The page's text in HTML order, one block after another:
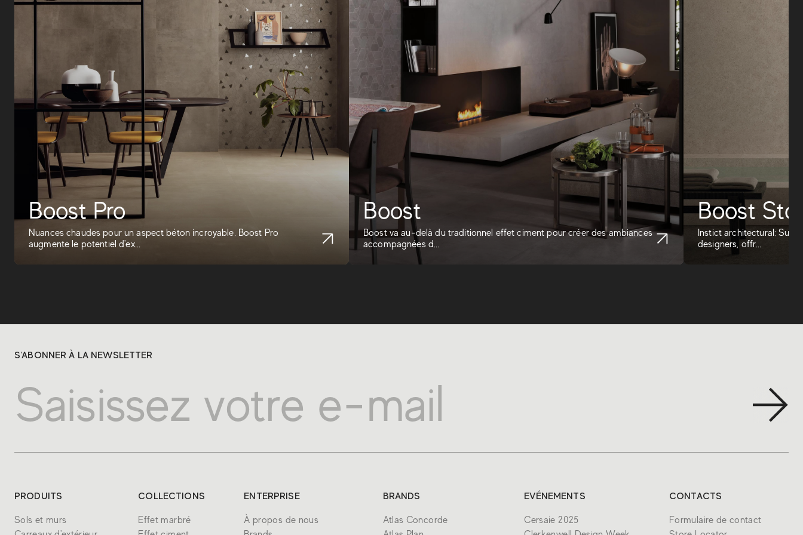
Boost Pro
Nuances chaudes pour un aspect béton incroyable. Boost Pro
augmente le potentiel d'ex...
Boost
Boost va au-delà du traditionnel effet ciment pour créer des ambiances
accompagnées d...
Boost
Instict architectural:
designers, offr...
S'ABONNER À LA NEWSLETTER
PRODUITS
Sols et murs
COLLECTIONS
Effet marbré
ENTERPRISE
À propos de nous
BRANDS
Atlas Concorde
EVÉNEMENTS
Cersaie 2025
CONTACTS
Formulaire de contact